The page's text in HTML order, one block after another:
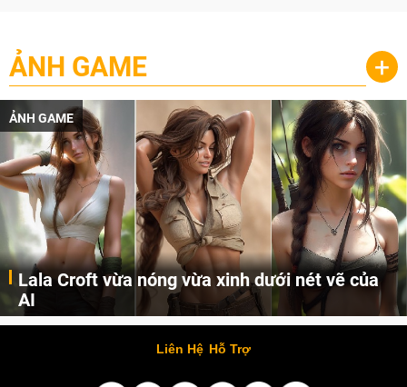
ẢNH GAME +
ẢNH GAME
Lala Croft vừa nóng vừa xinh dưới nét vẽ của
AI
Cùng đến với những hình ảnh Lala Croft của Tomb Raider dưới nét vẽ của AI. Một cô nàng xinh đẹp, nóng bỏng nhưng cũng rắn rỏi và mạnh mẽ.
Liên Hệ Hỗ Trợ